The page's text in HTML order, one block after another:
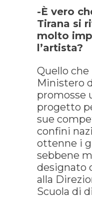
-È vero
Tirana si
molto
l’artista?
Quello
Ministero
promosse
progetto
sue
confini
ottenne i
sebbene
designato
alla
Scuola di